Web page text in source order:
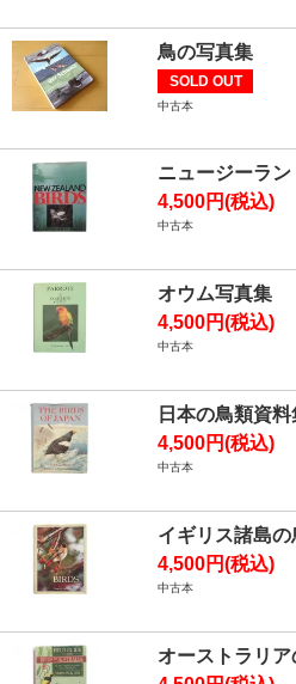
鳥の写真集
SOLD OUT
中古本
ニュージーラ
4,500円(税込)
中古本
オウム写真集
4,500円(税込)
中古本
日本の鳥類資料
4,500円(税込)
中古本
イギリス諸島
4,500円(税込)
中古本
オーストラリ